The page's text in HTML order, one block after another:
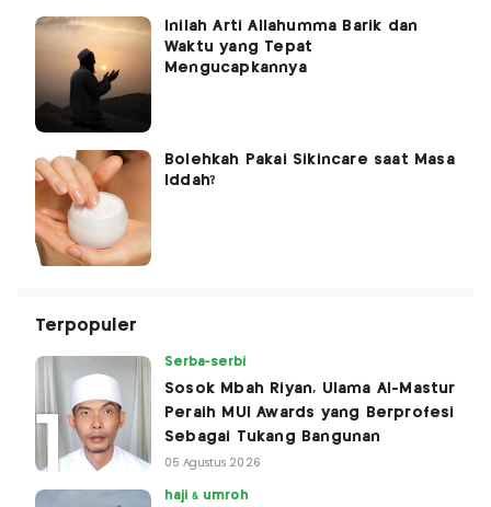
Inilah Arti Allahumma Barik dan
Waktu yang Tepat
Mengucapkannya
Bolehkah Pakai Sikincare saat Masa
Iddah?
Terpopuler
Serba-serbi
Sosok Mbah Riyan, Ulama Al-Mastur
Peraih MUI Awards yang Berprofesi
Sebagai Tukang Bangunan
05 Agustus 2026
haji & umroh